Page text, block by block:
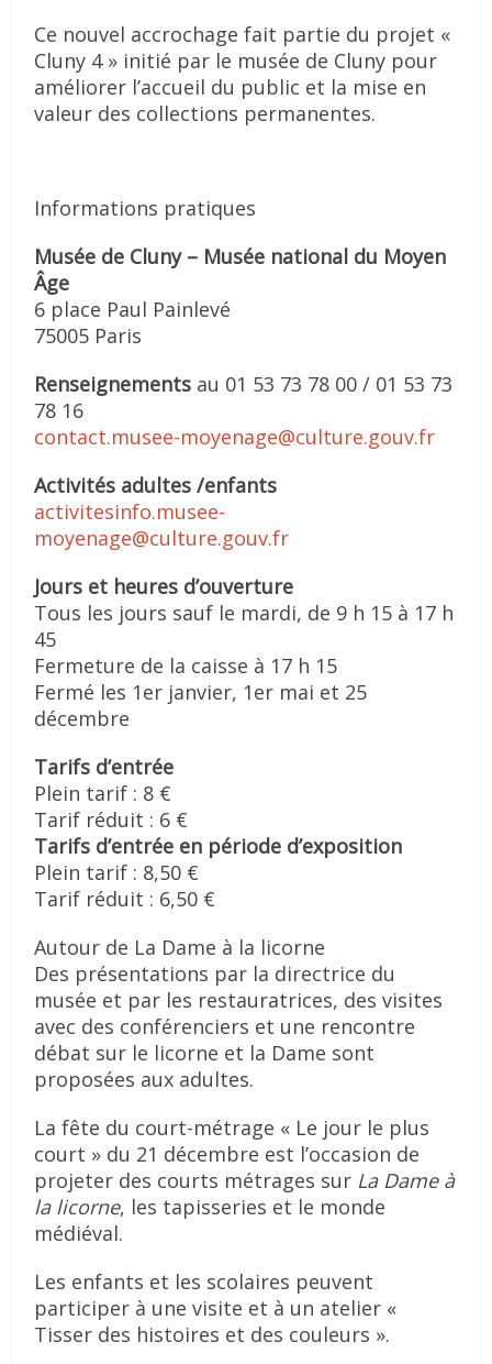
Ce nouvel accrochage fait partie du projet «
Cluny 4 » initié par le musée de Cluny pour
améliorer l’accueil du public et la mise en
valeur des collections permanentes.
Informations pratiques
Musée de Cluny – Musée national du Moyen
Âge
6 place Paul Painlevé
75005 Paris
Renseignements au 01 53 73 78 00 / 01 53 73
78 16
contact.musee-moyenage@culture.gouv.fr
Activités adultes /enfants
activitesinfo.musee-
moyenage@culture.gouv.fr
Jours et heures d’ouverture
Tous les jours sauf le mardi, de 9 h 15 à 17 h
45
Fermeture de la caisse à 17 h 15
Fermé les 1er janvier, 1er mai et 25
décembre
Tarifs d’entrée
Plein tarif : 8 €
Tarif réduit : 6 €
Tarifs d’entrée en période d’exposition
Plein tarif : 8,50 €
Tarif réduit : 6,50 €
Autour de La Dame à la licorne
Des présentations par la directrice du
musée et par les restauratrices, des visites
avec des conférenciers et une rencontre
débat sur le licorne et la Dame sont
proposées aux adultes.
La fête du court-métrage « Le jour le plus
court » du 21 décembre est l’occasion de
projeter des courts métrages sur La Dame à
la licorne, les tapisseries et le monde
médiéval.
Les enfants et les scolaires peuvent
participer à une visite et à un atelier «
Tisser des histoires et des couleurs ».